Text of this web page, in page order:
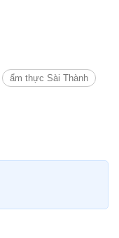
ẩm thực Sài Thành